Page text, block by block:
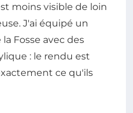
moins visible de loin
J'ai équipé un
Fosse avec des
: le rendu est
ce qu'ils